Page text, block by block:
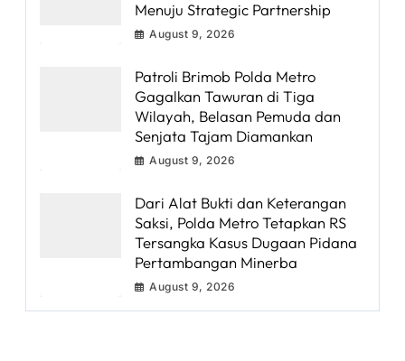
Menuju Strategic Partnership
August 9, 2026
Patroli Brimob Polda Metro
Gagalkan Tawuran di Tiga
Wilayah, Belasan Pemuda dan
Senjata Tajam Diamankan
August 9, 2026
Dari Alat Bukti dan Keterangan
Saksi, Polda Metro Tetapkan RS
Tersangka Kasus Dugaan Pidana
Pertambangan Minerba
August 9, 2026